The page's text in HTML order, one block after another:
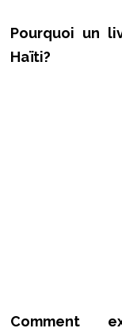
Pourquoi un
Haïti?
Comment